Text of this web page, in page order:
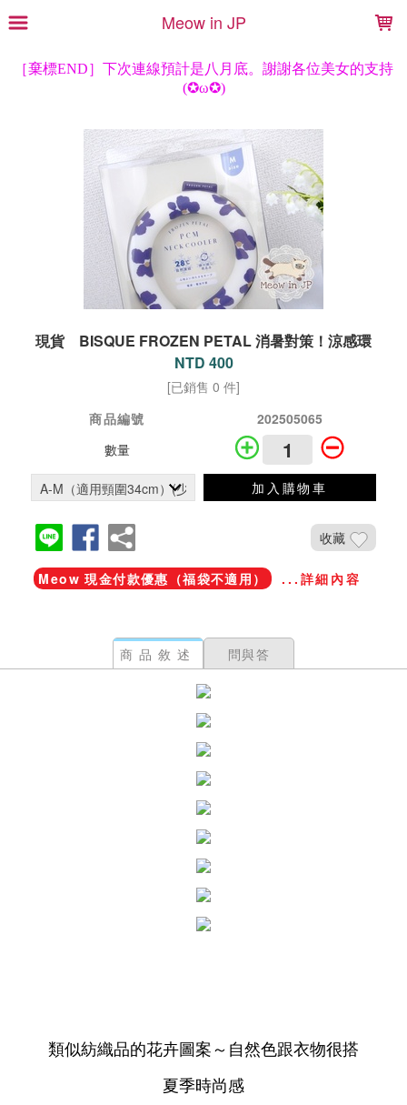
Meow in JP
現貨 BISQUE FROZEN PETAL 消暑對策！涼感環
NTD 400
[已銷售 0 件]
商品編號
202505065
數量
加入購物車
收藏
Meow 現金付款優惠（福袋不適用） ...詳細內容
商品敘述 問與答